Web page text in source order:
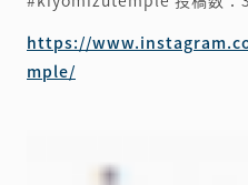
https://
mple/